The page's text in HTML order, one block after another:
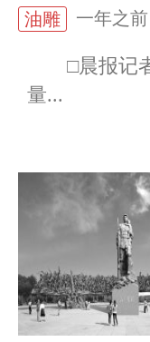
油雕 一年之
□晨报记者
量...